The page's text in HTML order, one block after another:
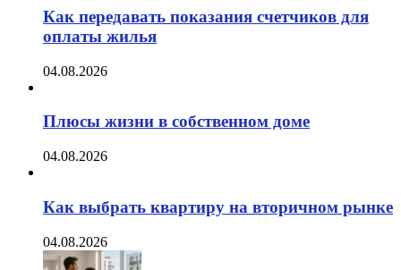
Как передавать показания счетчиков для
оплаты жилья
04.08.2026
Плюсы жизни в собственном доме
04.08.2026
Как выбрать квартиру на вторичном рынке
04.08.2026